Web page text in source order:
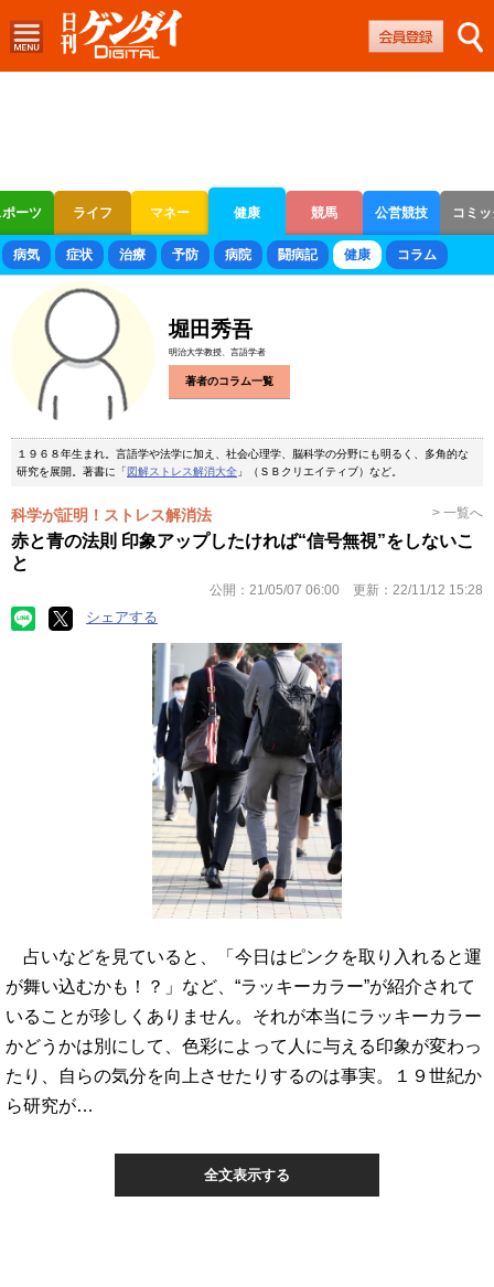
ーツ ライフ マネー 健康 競馬 公営競技 コミ
ボートレース 競輪 オートレース
病気 症状 治療 予防 病院 闘病記 健康 コラム
堀田秀吾
明治大学教授、言語学者
著者のコラム一覧
１９６８年生まれ。言語学や法学に加え、社会心理学、脳科学の分野にも明るく、多角的な
研究を展開。著書に「 図解ストレス解消大全 」（ＳＢクリエイティブ）など。
科学が証明！ストレス解消法 > 一覧へ
赤と青の法則 印象アップしたければ“信号無視”をしないこ
と
公開： 21/05/07 06:00 更新： 22/11/12 15:28
シェアする
占いなどを見ていると、「今日はピンクを取り入れると運
が舞い込むかも！？」など、“ラッキーカラー”が紹介されて
いることが珍しくありません。それが本当にラッキーカラー
かどうかは別にして、色彩によって人に与える印象が変わっ
たり、自らの気分を向上させたりするのは事実。１９世紀か
ら研究が…
全文表示する